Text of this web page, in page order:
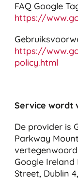
FAQ Google
https://
https://
policy.html
Service wordt
De provider is
Parkway
Google Ireland
Street, Dublin